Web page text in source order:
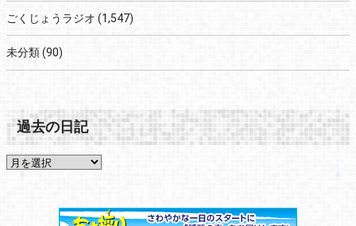
ごくじょうラジオ (1,547)
未分類(90)
過去の日記